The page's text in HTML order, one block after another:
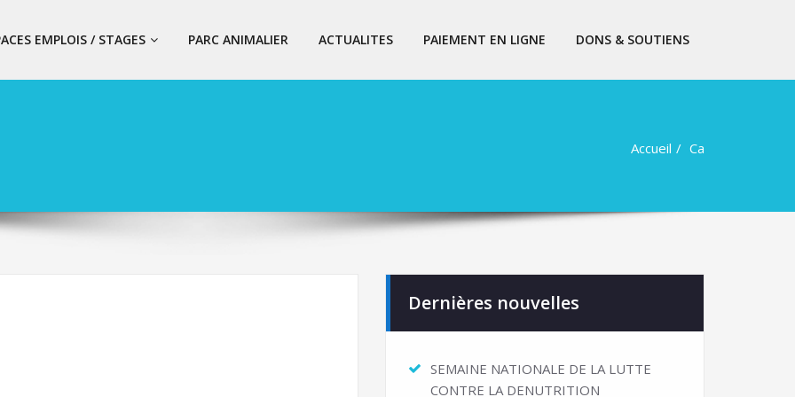
EMPLOIS / STAGES PARC ANIMALIER ACTUALITES PAIEMENT EN LIGNE DONS & SOUTIENS
Accueil Ca
Dernières nouvelles
SEMAINE NATIONALE DE LA LUTTE
CONTRE LA DENUTRITION